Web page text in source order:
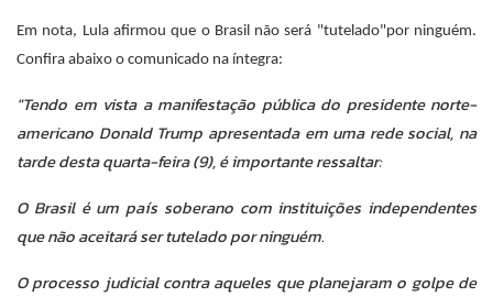
Em nota, Lula afirmou que o Brasil não será "tutelado"por ninguém.
Confira abaixo o comunicado na íntegra:
"Tendo em vista a manifestação pública do presidente norte-
americano Donald Trump apresentada em uma rede social, na
tarde desta quarta-feira (9), é importante ressaltar:
O Brasil é um país soberano com instituições independentes
que não aceitará ser tutelado por ninguém.
O processo judicial contra aqueles que planejaram o golpe de